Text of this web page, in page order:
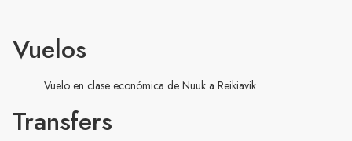
Vuelos
Vuelo en clase económica de Nuuk a Reikiavik
Transfers